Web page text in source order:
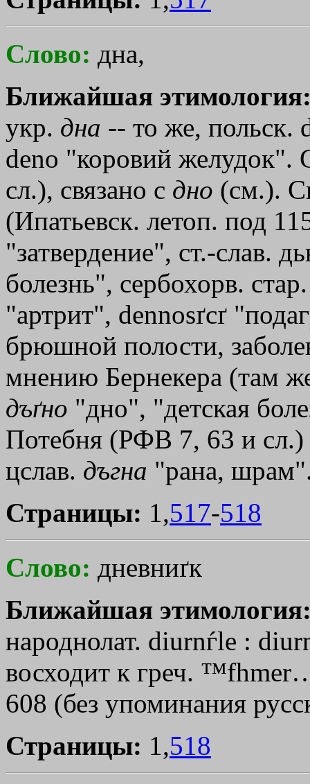
Слово: дна,
Ближайшая
укр. дна -- то же, польск.
deno "коровий желудок".
сл.), связано с дно (см.).
(Ипатьевск. летоп. под
"затвердение", ст.-слав.
болезнь", сербохорв.
"артрит", dennosґcґ
брюшной полости,
мнению Бернекера (там
дъґно "дно", "детская
Потебня (РФВ 7, 63 и сл.)
цслав. дъгна "рана,
Страницы: 1,517-518
Слово: дневниґк
Ближайшая
народнолат. diurnѓle :
восходит к греч.
608 (без упоминания
Страницы: 1,518